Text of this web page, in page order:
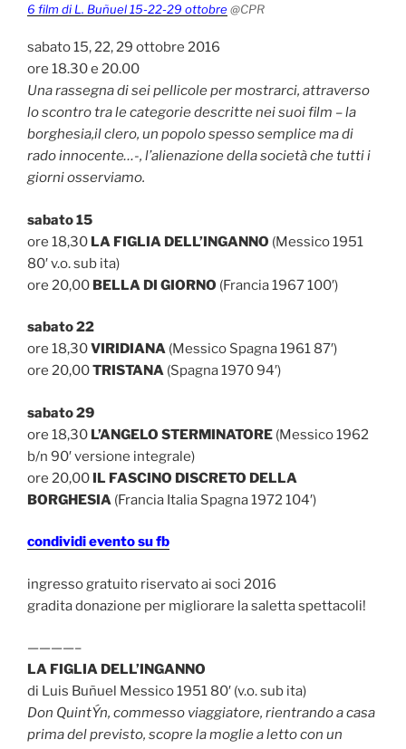
6 film di L. Buñuel 15-22-29 ottobre @CPR
sabato 15, 22, 29 ottobre 2016
ore 18.30 e 20.00
Una rassegna di sei pellicole per mostrarci, attraverso
lo scontro tra le categorie descritte nei suoi film – la
borghesia,il clero, un popolo spesso semplice ma di
rado innocente…-, l’alienazione della società che tutti i
giorni osserviamo.
sabato 15
ore 18,30 LA FIGLIA DELL’INGANNO (Messico 1951
80′ v.o. sub ita)
ore 20,00 BELLA DI GIORNO (Francia 1967 100′)
sabato 22
ore 18,30VIRIDIANA (Messico Spagna 1961 87′)
ore 20,00TRISTANA (Spagna 1970 94′)
sabato 29
ore 18,30 L’ANGELO STERMINATORE (Messico 1962
b/n 90′ versione integrale)
ore 20,00 IL FASCINO DISCRETO DELLA
BORGHESIA (Francia Italia Spagna 1972 104′)
condividi evento su fb
ingresso gratuito riservato ai soci 2016
gradita donazione per migliorare la saletta spettacoli!
————–
LA FIGLIA DELL’INGANNO
di Luis Buñuel Messico 1951 80′ (v.o. sub ita)
Don QuintÝn, commesso viaggiatore, rientrando a casa
prima del previsto, scopre la moglie a letto con un